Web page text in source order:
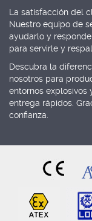
La satisfacción del
Nuestro equipo de
ayudarlo y
para servirle y
Descubra la
nosotros para
entornos explosivos
entrega rápidos.
confianza.